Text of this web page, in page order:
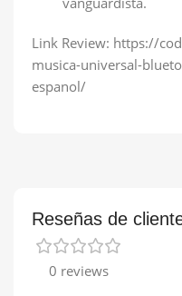
Link Review: https://
musica-universal-
espanol/
Reseñas de
0 reviews